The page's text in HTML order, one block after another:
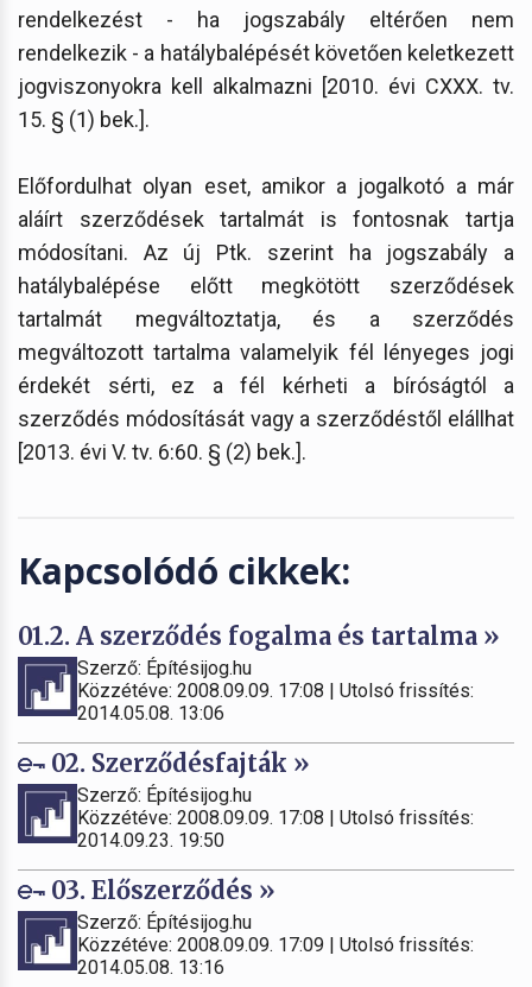
rendelkezést - ha jogszabály eltérően nem
rendelkezik - a hatálybalépését követően keletkezett
jogviszonyokra kell alkalmazni [2010. évi CXXX. tv.
15. § (1) bek.].
Előfordulhat olyan eset, amikor a jogalkotó a már
aláírt szerződések tartalmát is fontosnak tartja
módosítani. Az új Ptk. szerint ha jogszabály a
hatálybalépése előtt megkötött szerződések
tartalmát megváltoztatja, és a szerződés
megváltozott tartalma valamelyik fél lényeges jogi
érdekét sérti, ez a fél kérheti a bíróságtól a
szerződés módosítását vagy a szerződéstől elállhat
[2013. évi V. tv. 6:60. § (2) bek.].
Kapcsolódó cikkek:
01.2. A szerződés fogalma és tartalma »
Szerző: Építésijog.hu
Közzétéve: 2008.09.09. 17:08 | Utolsó frissítés:
2014.05.08. 13:06
02. Szerződésfajták »
Szerző: Építésijog.hu
Közzétéve: 2008.09.09. 17:08 | Utolsó frissítés:
2014.09.23. 19:50
03. Előszerződés »
Szerző: Építésijog.hu
Közzétéve: 2008.09.09. 17:09 | Utolsó frissítés:
2014.05.08. 13:16